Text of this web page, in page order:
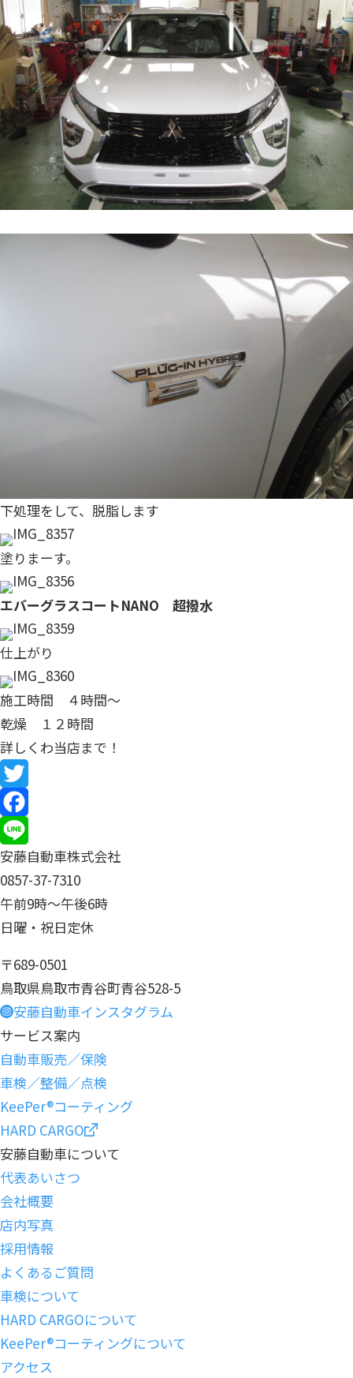
下処理をして、脱脂します
塗りまーす。
エバーグラスコートNANO 超撥水
仕上がり
施工時間 ４時間～
乾燥 １２時間
詳しくわ当店まで！
T
w
i
t
F
a
c
e
o
o
k
L
i
n
安藤自動車株式会社
0857-37-7310
午前9時〜午後6時
日曜・祝日定休
〒689-0501
鳥取県鳥取市青谷町青谷528-5
安藤自動車インスタグラム
サービス案内
自動車販売／保険
車検／整備／点検
KeePer®コーティング
HARD CARGO
安藤自動車について
代表あいさつ
会社概要
店内写真
採用情報
よくあるご質問
車検について
HARD CARGOについて
KeePer®コーティングについて
アクセス